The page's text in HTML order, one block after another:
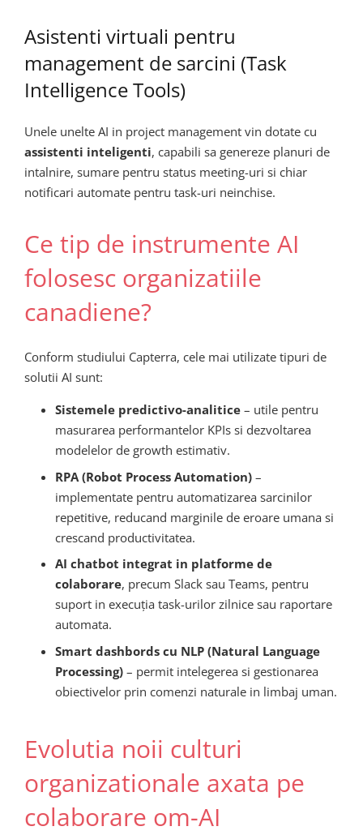
Asistenti virtuali pentru
management de sarcini (Task
Intelligence Tools)
Unele unelte AI in project management vin dotate cu
assistenti inteligenti, capabili sa genereze planuri de
intalnire, sumare pentru status meeting-uri si chiar
notificari automate pentru task-uri neinchise.
Ce tip de instrumente AI
folosesc organizatiile
canadiene?
Conform studiului Capterra, cele mai utilizate tipuri de
solutii AI sunt:
Sistemele predictivo-analitice – utile pentru
masurarea performantelor KPIs si dezvoltarea
modelelor de growth estimativ.
RPA (Robot Process Automation) –
implementate pentru automatizarea sarcinilor
repetitive, reducand marginile de eroare umana si
crescand productivitatea.
AI chatbot integrat in platforme de
colaborare, precum Slack sau Teams, pentru
suport in execuția task-urilor zilnice sau raportare
automata.
Smart dashbords cu NLP (Natural Language
Processing) – permit intelegerea si gestionarea
obiectivelor prin comenzi naturale in limbaj uman.
Evolutia noii culturi
organizationale axata pe
colaborare om-AI